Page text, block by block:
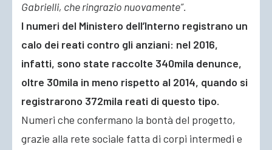
Gabrielli, che ringrazio nuovamente”.
I numeri del Ministero dell’Interno registrano un
calo dei reati contro gli anziani: nel 2016,
infatti, sono state raccolte 340mila denunce,
oltre 30mila in meno rispetto al 2014, quando si
registrarono 372mila reati di questo tipo.
Numeri che confermano la bontà del progetto,
grazie alla rete sociale fatta di corpi intermedi e